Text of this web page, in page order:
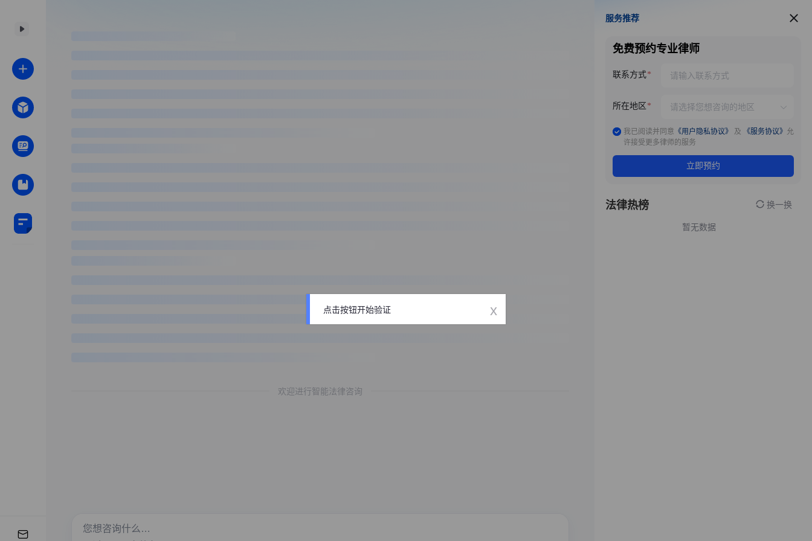
欢迎进行智能法律咨询
服务推荐
服务推荐
免费预约专业律师
联系方式
所在地区
我已阅读并同意 《用户隐私协议》 及 《服务协议》 允
许接受更多律师的服务
立即预约
法律热榜 换一换
暂无数据
点击按钮开始验证 x